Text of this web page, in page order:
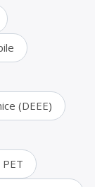
(DEEE)
PET